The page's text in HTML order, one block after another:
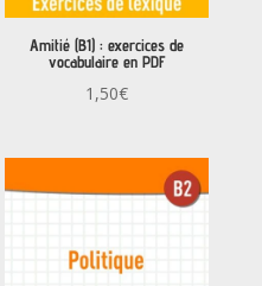
Amitié (B1) : exercices de
vocabulaire en PDF
1,50€